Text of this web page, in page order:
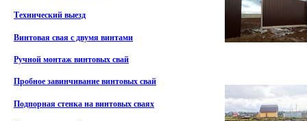
Технический выезд
Винтовая свая с двумя винтами
Ручной монтаж винтовых свай
Пробное завинчивание винтовых свай
Подпорная стенка на винтовых сваях